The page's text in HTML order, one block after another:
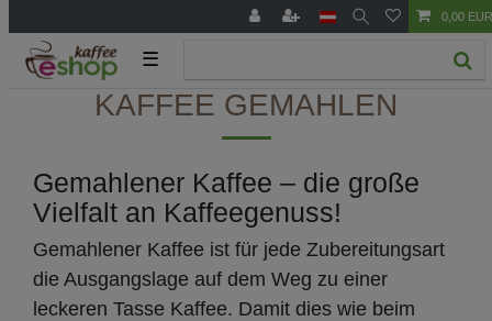
0,00 EUR
☰
KAFFEE GEMAHLEN
Gemahlener Kaffee – die große
Vielfalt an Kaffeegenuss!
Gemahlener Kaffee ist für jede Zubereitungsart
die Ausgangslage auf dem Weg zu einer
leckeren Tasse Kaffee. Damit dies wie beim